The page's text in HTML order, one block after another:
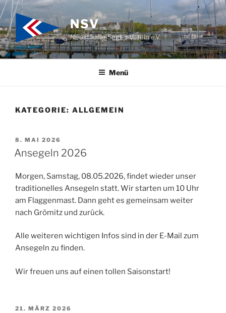
Zum
Inhalt
springen
NSV
Neustädter Segler-Verein e.V.
Menü
KATEGORIE: ALLGEMEIN
VERÖFFENTLICHT
AM
8. MAI 2026
Ansegeln 2026
Morgen, Samstag, 08.05.2026, findet wieder unser
traditionelles Ansegeln statt. Wir starten um 10 Uhr
am Flaggenmast. Dann geht es gemeinsam weiter
nach Grömitz und zurück.
Alle weiteren wichtigen Infos sind in der E-Mail zum
Ansegeln zu finden.
Wir freuen uns auf einen tollen Saisonstart!
VERÖFFENTLICHT
21. MÄRZ 2026